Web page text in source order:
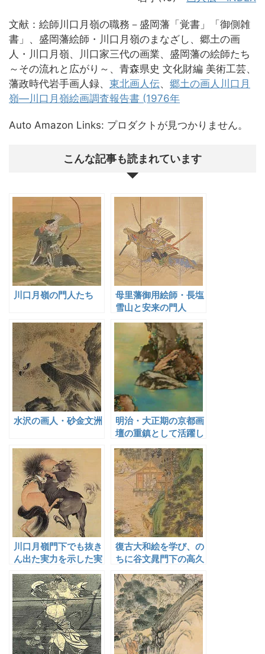
文献：絵師川口月嶺の職務－盛岡藩「覚書」「御側雑
書」、盛岡藩絵師・川口月嶺のまなざし、郷土の画
人・川口月嶺、川口家三代の画業、盛岡藩の絵師たち
～その流れと広がり～、青森県史 文化財編 美術工芸、
藩政時代岩手画人録、 東北画人伝、 郷土の画人川口月
嶺―川口月嶺絵画調査報告書 (1976年
Auto Amazon Links: プロダクトが見つかりません。
こんな記事も読まれています
川口月嶺の門人たち
母里藩御用絵師・長塩
雪山と安来の門人
水沢の画人・砂金文洲
明治・大正期の京都画
壇の重鎮として活躍し
川口月嶺門下でも抜き
ん出た実力を示した実
復古大和絵を学び、の
ちに谷文晁門下の高久
絵と南画を融合した画
風を確立した高久隆古